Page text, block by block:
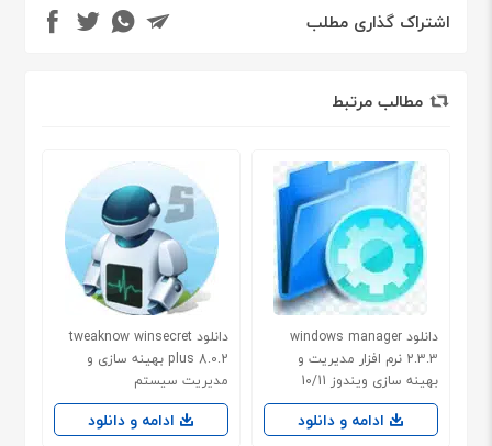
اشتراک گذاری مطلب
مطالب مرتبط
دانلود windows manager
2.3.3 نرم افزار مدیریت و
بهینه سازی ویندوز 10/11
ادامه و دانلود
دانلود tweaknow winsecret
plus 8.0.2 بهینه سازی و
مدیریت سیستم
ادامه و دانلود